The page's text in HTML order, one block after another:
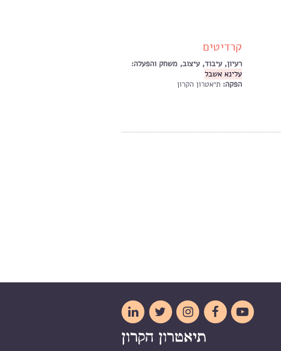
קרדיטים
רעיון, עיבוד, עיצוב, משחק והפעלה:
עלינא אשבל
הפקה: תיאטרון הקרון




